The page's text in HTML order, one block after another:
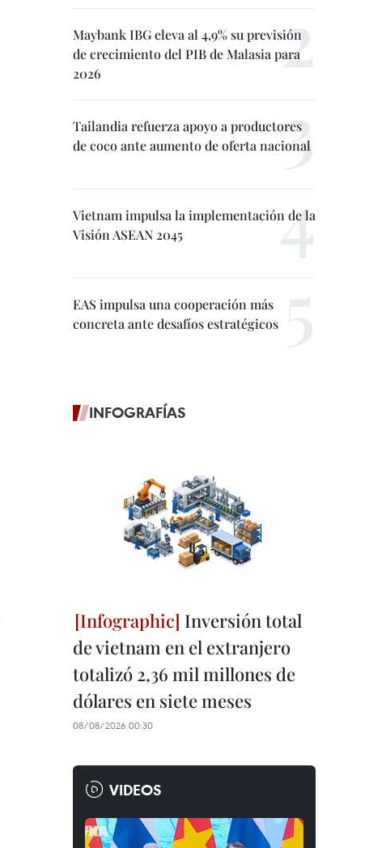
Maybank IBG eleva al 4,9% su previsión
de crecimiento del PIB de Malasia para
2026
Tailandia refuerza apoyo a productores
de coco ante aumento de oferta nacional
Vietnam impulsa la implementación de la
Visión ASEAN 2045
EAS impulsa una cooperación más
concreta ante desafíos estratégicos
INFOGRAFÍAS
Inversión total
de vietnam en el extranjero
totalizó 2,36 mil millones de
dólares en siete meses
08/08/2026 00:30
VIDEOS